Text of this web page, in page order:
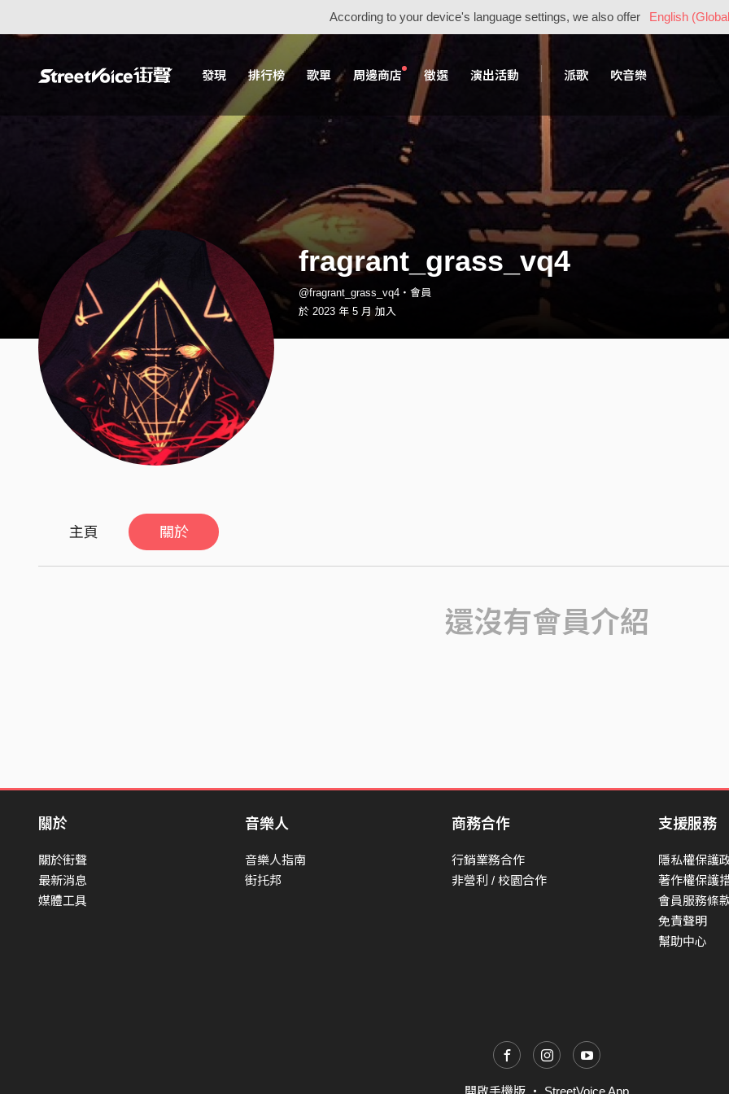
According to your device's language settings, we also offer English
發現 排行榜 歌單 周邊商店 徵選 演出活動 派歌 吹音樂
fragrant_grass_vq4
@fragrant_grass_vq4・會員
於 2023 年 5 月 加入
主頁 關於
還沒有會員介紹
關於
關於街聲
最新消息
媒體工具
音樂人
音樂人指南
街托邦
商務合作
行銷業務合作
非營利 / 校園合作
支援服務
隱私權保護
著作權保護
會員服務條
免責聲明
幫助中心
開啟手機版 ・ StreetVoice App